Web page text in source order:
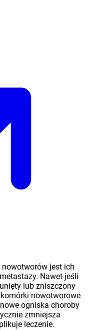
jest ich
Nawet jeśli
lub zniszczony
nowotworowe
ogniska choroby
zmniejsza
leczenie.